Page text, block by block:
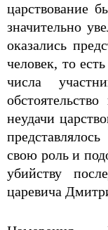
царствование
значительно
оказались
человек, то
числа
неудачи
свою роль и
убийству
царевича